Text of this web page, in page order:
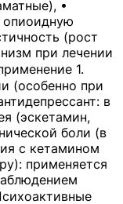
•
опиоидную
(рост
при лечении
1.
(особенно при
в
(эскетамин,
боли (в
с кетамином
применяется